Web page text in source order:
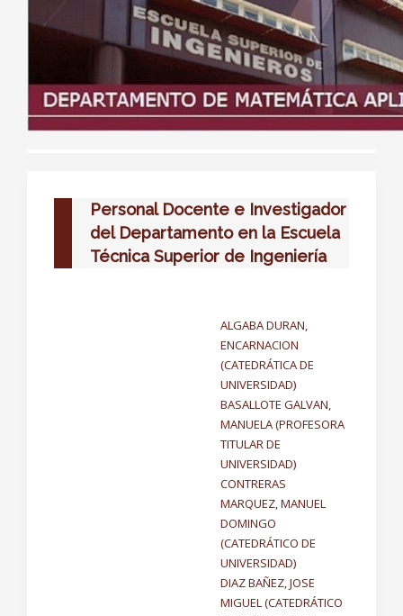
Personal Docente e Investigador
del Departamento en la Escuela
Técnica Superior de Ingeniería
ALGABA DURAN,
ENCARNACION
(CATEDRÁTICA DE
UNIVERSIDAD)
BASALLOTE GALVAN,
MANUELA (PROFESORA
TITULAR DE
UNIVERSIDAD)
CONTRERAS
MARQUEZ, MANUEL
DOMINGO
(CATEDRÁTICO DE
UNIVERSIDAD)
DIAZ BAÑEZ, JOSE
MIGUEL (CATEDRÁTICO